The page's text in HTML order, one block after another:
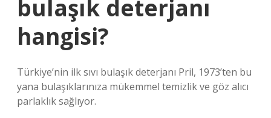
bulaşık deterjanı
hangisi?
Türkiye’nin ilk sıvı bulaşık deterjanı Pril, 1973’ten bu
yana bulaşıklarınıza mükemmel temizlik ve göz alıcı
parlaklık sağlıyor.